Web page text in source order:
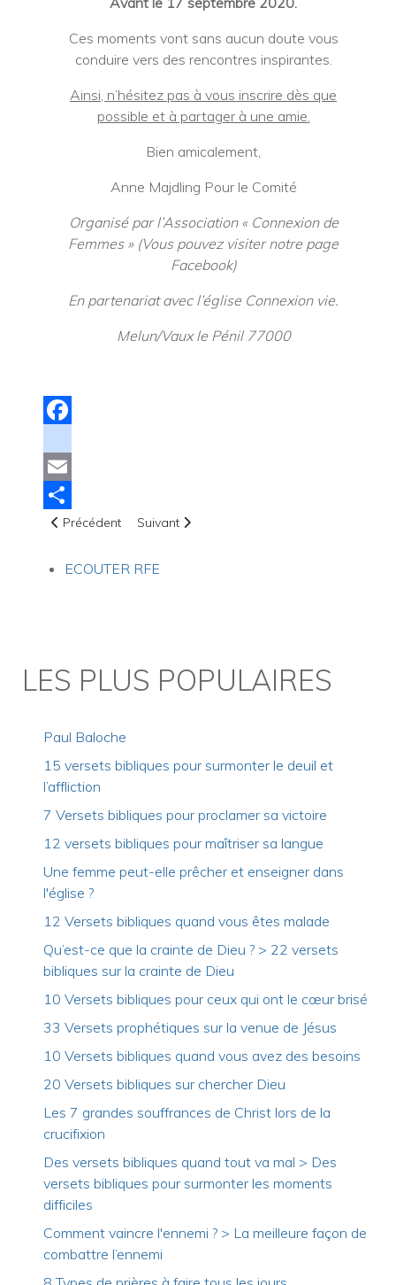
Ces moments vont sans aucun doute vous
conduire vers des rencontres inspirantes.
Ainsi, n’hésitez pas à vous inscrire dès que
possible et à partager à une amie.
Bien amicalement,
Anne Majdling Pour le Comité
Organisé par l’Association « Connexion de
Femmes » (Vous pouvez visiter notre page
Facebook)
En partenariat avec l’église Connexion vie.
Melun/Vaux le Pénil 77000
instagram
Email
Share
Article précédent : Séminaire avec Mylène DUFEIL Le
Précédent Article suivant : Eglise Connexion Vie :
Suivant
ECOUTER RFE
LES PLUS POPULAIRES
Paul Baloche
15 versets bibliques pour surmonter le deuil et
l’affliction
7 Versets bibliques pour proclamer sa victoire
12 versets bibliques pour maîtriser sa langue
Une femme peut-elle prêcher et enseigner dans
l'église ?
12 Versets bibliques quand vous êtes malade
Qu’est-ce que la crainte de Dieu ? > 22 versets
bibliques sur la crainte de Dieu
10 Versets bibliques pour ceux qui ont le cœur brisé
33 Versets prophétiques sur la venue de Jésus
10 Versets bibliques quand vous avez des besoins
20 Versets bibliques sur chercher Dieu
Les 7 grandes souffrances de Christ lors de la
crucifixion
Des versets bibliques quand tout va mal > Des
versets bibliques pour surmonter les moments
difficiles
Comment vaincre l'ennemi ? > La meilleure façon de
combattre l’ennemi